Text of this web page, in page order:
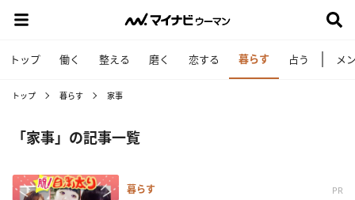
トップ 働く 整える 磨く 恋する 暮らす 占う メ
トップ 暮らす 家事
「家事」の記事一覧
暮らす PR